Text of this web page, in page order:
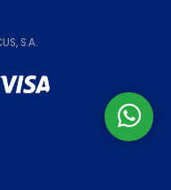
S.A.